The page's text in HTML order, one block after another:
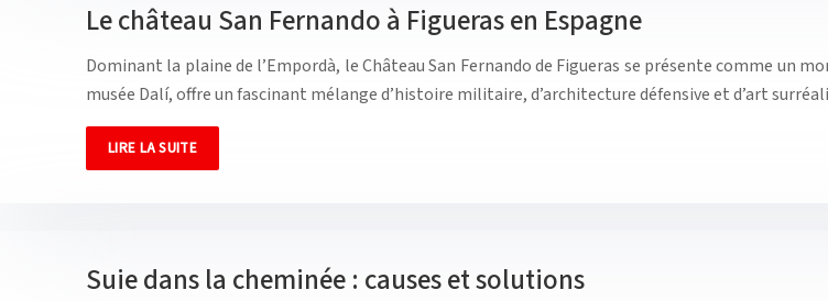
Le château San Fernando à Figueras en Espagne
Dominant la plaine de l’Empordà, le Château San Fernando de Figueras se présente comme un
musée Dalí, offre un fascinant mélange d’histoire militaire, d’architecture défensive et d’art
LIRE LA SUITE
Suie dans la cheminée : causes et solutions